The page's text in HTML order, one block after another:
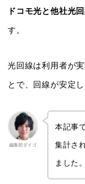
ドコモ光と他社光
す。
光回線は利用者が
とで、回線が安定
編集部ダイゴ
本記事
集計さ
ました。